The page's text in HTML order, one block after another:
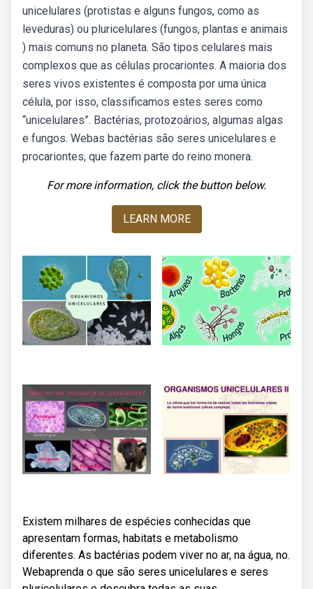
unicelulares (protistas e alguns fungos, como as
leveduras) ou pluricelulares (fungos, plantas e animais
) mais comuns no planeta. São tipos celulares mais
complexos que as células procariontes. A maioria dos
seres vivos existentes é composta por uma única
célula, por isso, classificamos estes seres como
“unicelulares”. Bactérias, protozoários, algumas algas
e fungos. Webas bactérias são seres unicelulares e
procariontes, que fazem parte do reino monera.
For more information, click the button below.
LEARN MORE
Existem milhares de espécies conhecidas que
apresentam formas, habitats e metabolismo
diferentes. As bactérias podem viver no ar, na água, no.
Webaprenda o que são seres unicelulares e seres